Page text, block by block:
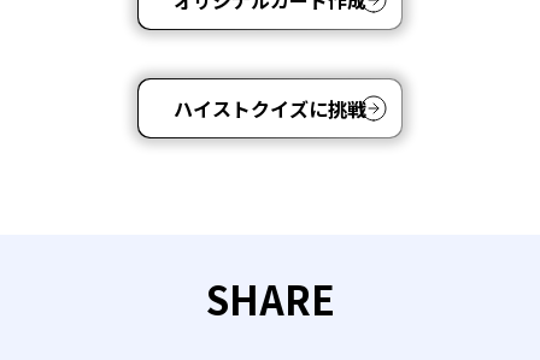
ハイストクイズに挑戦
SHARE